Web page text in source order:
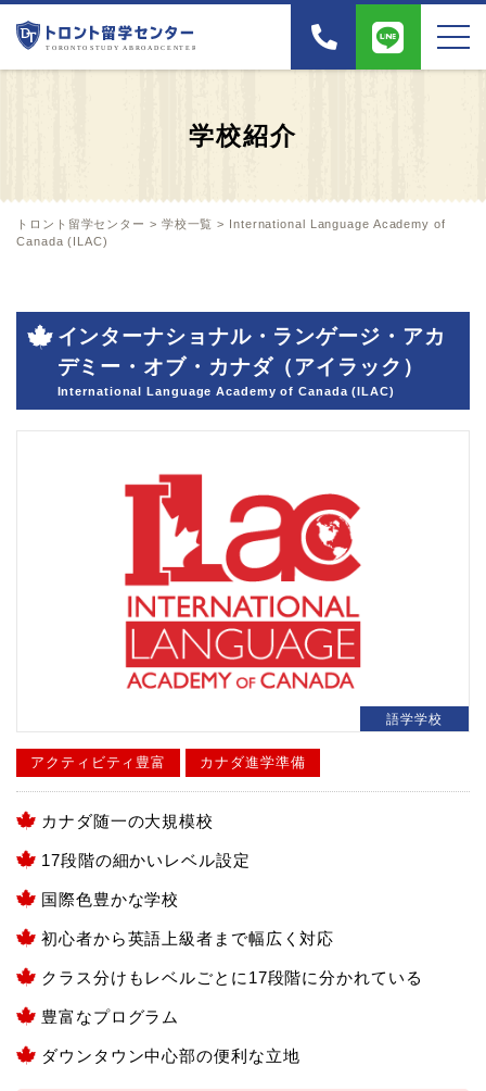
学校紹介
トロント留学センター > 学校一覧 >
International Language Academy of
Canada (ILAC)
インターナショナル・ランゲージ・アカ
デミー・オブ・カナダ（アイラック）
International Language Academy of Canada (ILAC)
語学学校
アクティビティ豊富 カナダ進学準備
カナダ随一の大規模校
17段階の細かいレベル設定
国際色豊かな学校
初心者から英語上級者まで幅広く対応
クラス分けもレベルごとに17段階に分かれている
豊富なプログラム
ダウンタウン中心部の便利な立地